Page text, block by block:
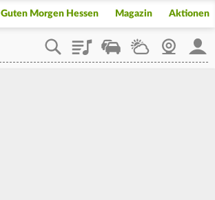
Guten Morgen Hessen Magazin Aktionen
PlaylistStaupilotWetterWebcam